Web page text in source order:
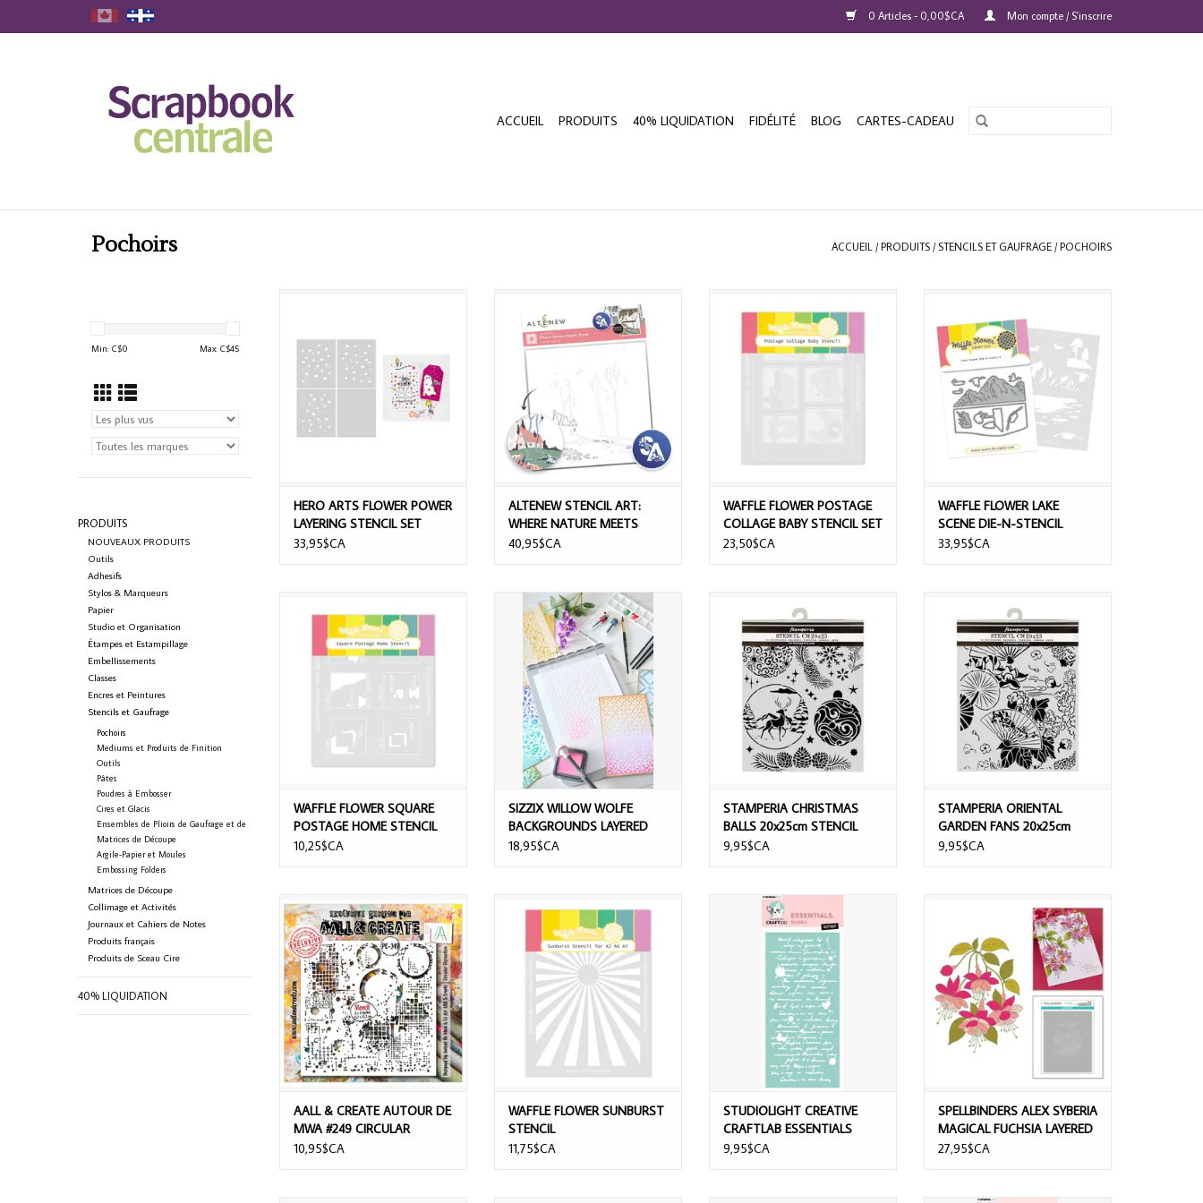
0 Articles - 0,00$CA Mon compte / S'inscrire
ACCUEIL PRODUITS 40% LIQUIDATION FIDÉLITÉ BLOG CARTES-CADEAU
Pochoirs ACCUEIL /PRODUITS /STENCILS ET GAUFRAGE /POCHOIRS
Min: C$0 Max: C$45
PRODUITS
NOUVEAUX PRODUITS
Outils
Adhesifs
Stylos & Marqueurs
Papier
Studio et Organisation
Étampes et Estampillage
Embellissements
Classes
Encres et Peintures
Stencils et Gaufrage
Pochoirs
Mediums et Produits de Finition
Outils
Pâtes
Poudres à Embosser
Cires et Glacis
Ensembles de Plioirs de Gaufrage et de
Matrices de Découpe
Argile-Papier et Moules
Embossing Folders
Matrices de Découpe
Collimage et Activités
Journaux et Cahiers de Notes
Produits français
Produits de Sceau Cire
40% LIQUIDATION
AJOUTER AU PANIER
HERO ARTS FLOWER POWER
LAYERING STENCIL SET
33,95$CA
NATURE MEETS HOME LAYERING
STENCIL SET 6/PK
ALTENEW STENCIL ART:
WHERE NATURE MEETS
HOME LAYERING STENCIL
40,95$CA
COLLAGE BABY STENCIL SET
AJOUTER AU PANIER
WAFFLE FLOWER POSTAGE
COLLAGE BABY STENCIL SET
23,50$CA
N-STENCIL
AJOUTER AU PANIER
WAFFLE FLOWER LAKE
SCENE DIE-N-STENCIL
33,95$CA
HOME STENCIL
AJOUTER AU PANIER
WAFFLE FLOWER SQUARE
POSTAGE HOME STENCIL
10,25$CA
SIZZIX WILLOW WOLFE
BACKGROUNDS LAYERED STENCIL
SET 4/PK
AJOUTER AU PANIER
SIZZIX WILLOW WOLFE
BACKGROUNDS LAYERED
STENCIL SET 4/PK
18,95$CA
20x25cm STENCIL
AJOUTER AU PANIER
STAMPERIA CHRISTMAS
BALLS 20x25cm STENCIL
9,95$CA
FANS 20x25cm STENCIL
STAMPERIA ORIENTAL
GARDEN FANS 20x25cm
STENCIL
9,95$CA
AALL & CREATE AUTOUR DE MWA
#249 CIRCULAR DISRUPTION 6X6
STENCIL
AALL & CREATE AUTOUR DE
MWA #249 CIRCULAR
DISRUPTION 6X6 STENCIL
10,95$CA
STENCIL
AJOUTER AU PANIER
WAFFLE FLOWER SUNBURST
STENCIL
11,75$CA
STUDIOLIGHT CREATIVE CRAFTLAB
ESSENTIALS SCRIPT MASKS STENCIL
AJOUTER AU PANIER
STUDIOLIGHT CREATIVE
CRAFTLAB ESSENTIALS
SCRIPT MASKS STENCIL
9,95$CA
MAGICAL FUCHSIA LAYERED
STENCIL SET
SPELLBINDERS ALEX SYBERIA
MAGICAL FUCHSIA LAYERED
STENCIL SET
27,95$CA